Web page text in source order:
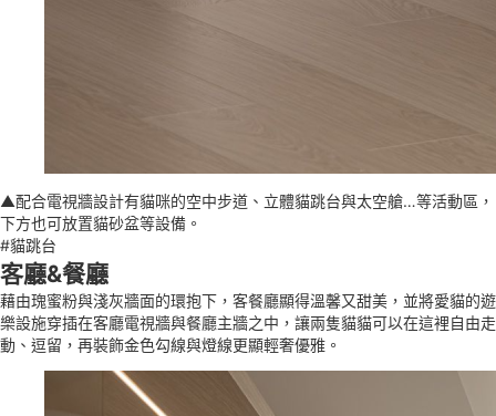
▲配合電視牆設計有貓咪的空中步道、立體貓跳台與太空艙…等活動區，
下方也可放置貓砂盆等設備。
#貓跳台
客廳&餐廳
藉由瑰蜜粉與淺灰牆面的環抱下，客餐廳顯得溫馨又甜美，並將愛貓的遊
樂設施穿插在客廳電視牆與餐廳主牆之中，讓兩隻貓貓可以在這裡自由走
動、逗留，再裝飾金色勾線與燈線更顯輕奢優雅。